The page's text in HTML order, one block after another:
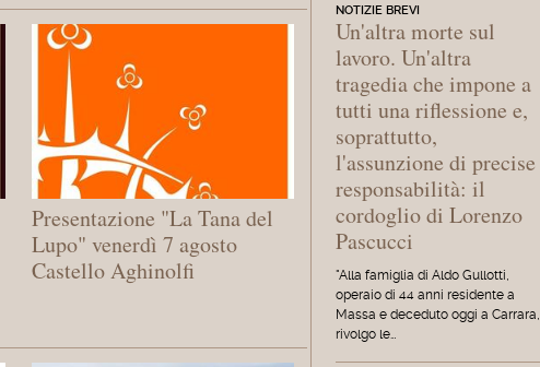
Presentazione "La Tana del
Lupo" venerdì 7 agosto
Castello Aghinolfi
NOTIZIE BREVI
Un'altra morte sul
lavoro. Un'altra
tragedia che impone a
tutti una riflessione e,
soprattutto,
l'assunzione di precise
responsabilità: il
cordoglio di Lorenzo
Pascucci
"Alla famiglia di Aldo Gullotti,
operaio di 44 anni residente a
Massa e deceduto oggi a Carrara,
rivolgo le…